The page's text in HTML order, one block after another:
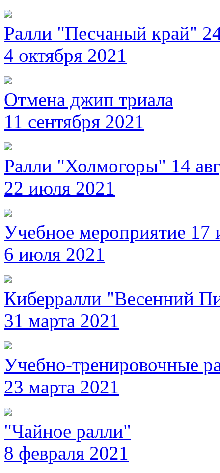
Ралли "Песчаный край"
4 октября 2021
Отмена джип триала
11 сентября 2021
Ралли "Холмогоры" 14
22 июля 2021
Учебное мероприятие 17
6 июля 2021
Киберралли "Весенний
31 марта 2021
Учебно-тренировочные
23 марта 2021
"Чайное ралли"
8 февраля 2021